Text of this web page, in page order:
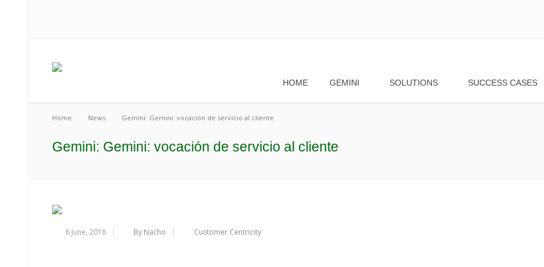
HOME GEMINI SOLUTIONS SUCCESS CASES
Home News Gemini: Gemini: vocación de servicio al cliente
Gemini: Gemini: vocación de servicio al cliente
6 June, 2018 By Nacho Customer Centricity